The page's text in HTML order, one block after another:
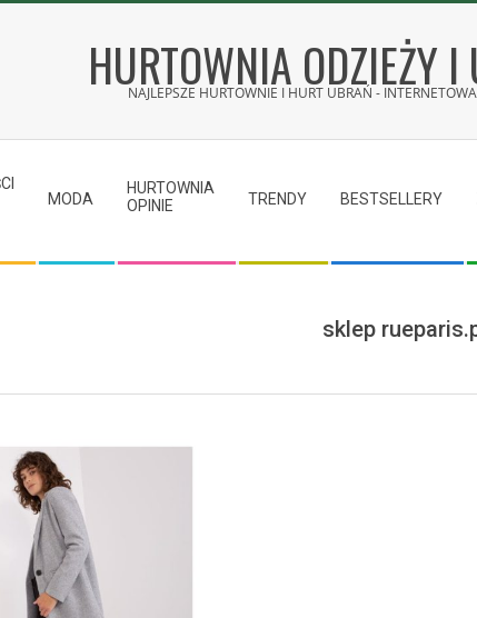
HURTOWNIA ODZIEŻY
NAJLEPSZE HURTOWNIE I HURT UBRAŃ -
MODA
HURTOWNIA
OPINIE
TRENDY BESTSELLERY
sklep